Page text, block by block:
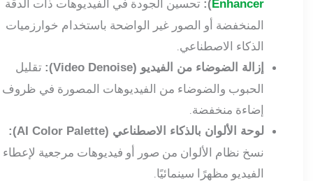
Enhancer
):تحسين الجودة في الفيديوهات ذات الدقة
المنخفضة أو الصور غير الواضحة باستخدام خوارزميات
الذكاء الاصطناعي.
إزالة الضوضاء من الفيديو (Video Denoise):
تقليل
الحبوب والضوضاء من الفيديوهات المصورة في ظروف
إضاءة منخفضة.
لوحة الألوان بالذكاء الاصطناعي (AI Color Palette):
نسخ نظام الألوان من صور أو فيديوهات مرجعية لإعطاء
الفيديو مظهرًا سينمائيًا.